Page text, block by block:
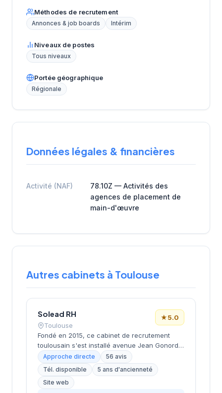
Méthodes de recrutement
Annonces & job boards Intérim
Niveaux de postes
Tous niveaux
Portée géographique
Régionale
Données légales & financières
Activité (NAF)
78.10Z — Activités des
agences de placement de
main-d'œuvre
Autres cabinets à Toulouse
Solead RH
Toulouse
★5.0
Fondé en 2015, ce cabinet de recrutement
toulousain s'est installé avenue Jean Gonord
dans le secteur dynamique de la ville rose.
Dirigé par Medard, il s'appuie sur une
expertise de près de 10 ans pour
accompagner entreprises et candidats dans
Approche directe
56 avis
Tél. disponible
5 ans d'ancienneté
Site web